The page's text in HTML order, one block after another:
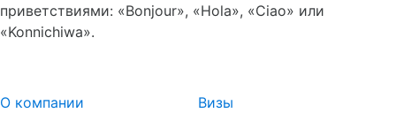
приветствиями: «Bonjour», «Hola», «Ciao» или
«Konnichiwa».
О компании
Визы